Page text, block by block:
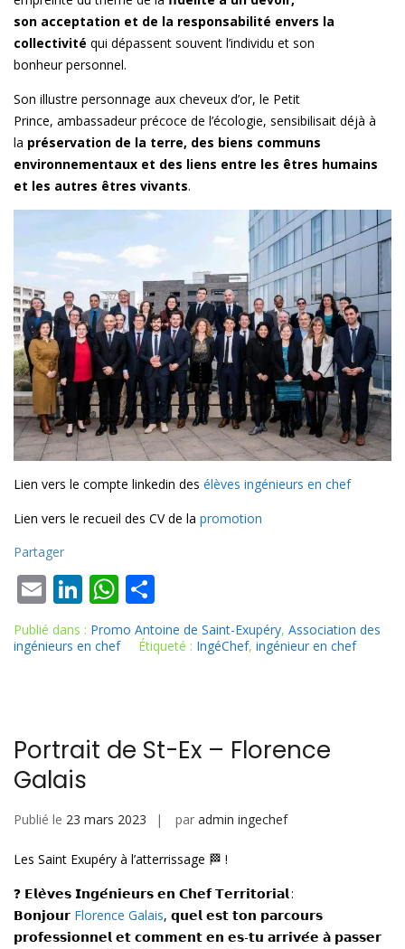
son acceptation et de la responsabilité envers la
collectivité qui dépassent souvent l’individu et son
bonheur personnel.
Son illustre personnage aux cheveux d’or, le Petit
Prince, ambassadeur précoce de l’écologie, sensibilisait déjà à
la préservation de la terre, des biens communs
environnementaux et des liens entre les êtres humains
et les autres êtres vivants.
Lien vers le compte linkedin des élèves ingénieurs en chef
Lien vers le recueil des CV de la promotion
Partager
E
m
ai
Li
n
k
n
W
h
at
p
p
ar
ta
Publié dans : Promo Antoine de Saint-Exupéry, Association des
ingénieurs en chef
Étiqueté : IngéChef, ingénieur en chef
Portrait de St-Ex – Florence
Galais
Publié le 23 mars 2023 par admin ingechef
Les Saint Exupéry à l’atterrissage 🏁 !
❓ 𝗘𝗹𝗲̀𝘃𝗲𝘀 𝗜𝗻𝗴𝗲́𝗻𝗶𝗲𝘂𝗿𝘀 𝗲𝗻 𝗖𝗵𝗲𝗳 𝗧𝗲𝗿𝗿𝗶𝘁𝗼𝗿𝗶𝗮𝗹 :
𝗕𝗼𝗻𝗷𝗼𝘂𝗿 Florence Galais, 𝗾𝘂𝗲𝗹 𝗲𝘀𝘁 𝘁𝗼𝗻 𝗽𝗮𝗿𝗰𝗼𝘂𝗿𝘀
𝗽𝗿𝗼𝗳𝗲𝘀𝘀𝗶𝗼𝗻𝗻𝗲𝗹 𝗲𝘁 𝗰𝗼𝗺𝗺𝗲𝗻𝘁 𝗲𝗻 𝗲𝘀-𝘁𝘂 𝗮𝗿𝗿𝗶𝘃𝗲́𝗲 𝗮̀ 𝗽𝗮𝘀𝘀𝗲𝗿